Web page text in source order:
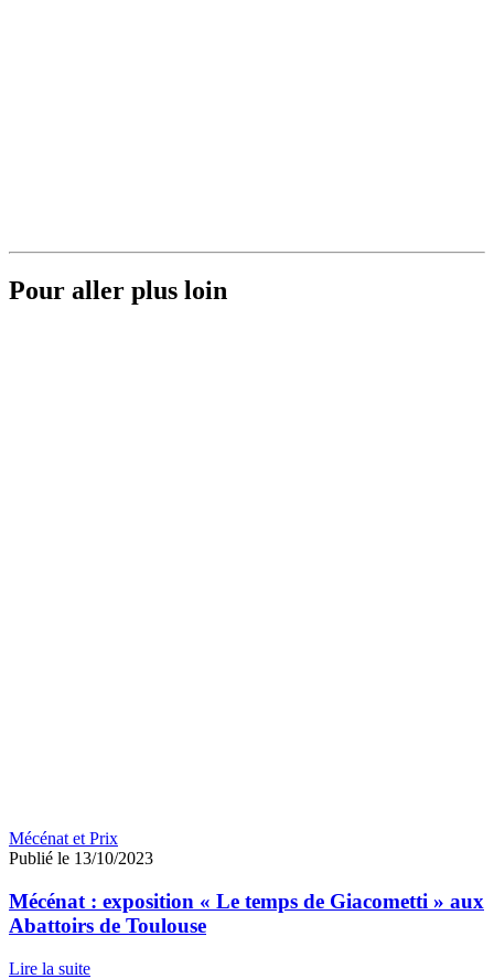
Pour aller plus loin
Mécénat et Prix
Publié le 13/10/2023
Mécénat : exposition « Le temps de Giacometti » aux
Abattoirs de Toulouse
Lire la suite